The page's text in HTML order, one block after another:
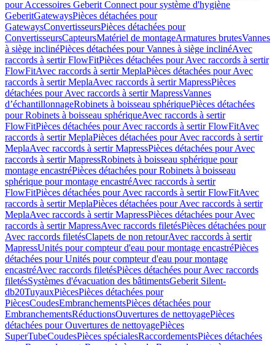
pour Accessoires Geberit Connect pour système d'hygiène
GeberitGatewaysPièces détachées pour
GatewaysConvertisseursPièces détachées pour
ConvertisseursCapteursMatériel de montageArmatures brutesVannes
à siège inclinéPièces détachées pour Vannes à siège inclinéAvec
raccords à sertir FlowFitPièces détachées pour Avec raccords à sertir
FlowFitAvec raccords à sertir MeplaPièces détachées pour Avec
raccords à sertir MeplaAvec raccords à sertir MapressPièces
détachées pour Avec raccords à sertir MapressVannes
d’échantillonnageRobinets à boisseau sphériquePièces détachées
pour Robinets à boisseau sphériqueAvec raccords à sertir
FlowFitPièces détachées pour Avec raccords à sertir FlowFitAvec
raccords à sertir MeplaPièces détachées pour Avec raccords à sertir
MeplaAvec raccords à sertir MapressPièces détachées pour Avec
raccords à sertir MapressRobinets à boisseau sphérique pour
montage encastréPièces détachées pour Robinets à boisseau
sphérique pour montage encastréAvec raccords à sertir
FlowFitPièces détachées pour Avec raccords à sertir FlowFitAvec
raccords à sertir MeplaPièces détachées pour Avec raccords à sertir
MeplaAvec raccords à sertir MapressPièces détachées pour Avec
raccords à sertir MapressAvec raccords filetésPièces détachées pour
Avec raccords filetésClapets de non retourAvec raccords à sertir
MapressUnités pour compteur d'eau pour montage encastréPièces
détachées pour Unités pour compteur d'eau pour montage
encastréAvec raccords filetésPièces détachées pour Avec raccords
filetésSystèmes d'évacuation des bâtimentsGeberit Silent-
db20TuyauxPiècesPièces détachées pour
PiècesCoudesEmbranchementsPièces détachées pour
EmbranchementsRéductionsOuvertures de nettoyagePièces
détachées pour Ouvertures de nettoyagePièces
SuperTubeCoudesPièces spécialesRaccordementsPièces détachées